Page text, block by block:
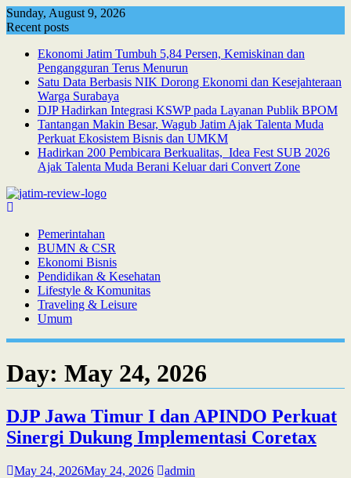
Skip
to
Sunday, August 9, 2026
Recent posts
Ekonomi Jatim Tumbuh 5,84 Persen, Kemiskinan dan
Pengangguran Terus Menurun
Satu Data Berbasis NIK Dorong Ekonomi dan Kesejahteraan
Warga Surabaya
DJP Hadirkan Integrasi KSWP pada Layanan Publik BPOM
Tantangan Makin Besar, Wagub Jatim Ajak Talenta Muda
Perkuat Ekosistem Bisnis dan UMKM
Hadirkan 200 Pembicara Berkualitas, Idea Fest SUB 2026
Ajak Talenta Muda Berani Keluar dari Convert Zone
Pemerintahan
BUMN & CSR
Ekonomi Bisnis
Pendidikan & Kesehatan
Lifestyle & Komunitas
Traveling & Leisure
Umum
Day: May 24, 2026
DJP Jawa Timur I dan APINDO Perkuat
Sinergi Dukung Implementasi Coretax
May 24, 2026May 24, 2026 admin